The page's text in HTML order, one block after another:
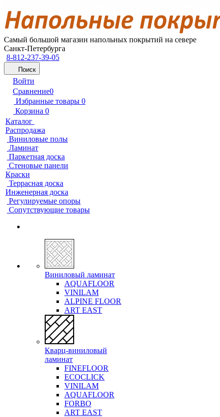
Самый большой магазин напольных покрытий на севере
Санкт-Петербурга
8-812-237-39-05
Поиск
Войти
Сравнение0
Избранные товары 0
Корзина 0
Каталог
Распродажа
Виниловые полы
Ламинат
Паркетная доска
Стеновые панели
Краски
Террасная доска
Инженерная доска
Регулируемые опоры
Сопутствующие товары
Виниловый ламинат
AQUAFLOOR
VINILAM
ALPINE FLOOR
ART EAST
Кварц-виниловый
ламинат
FINEFLOOR
ECOCLICK
VINILAM
AQUAFLOOR
FORBO
ART EAST